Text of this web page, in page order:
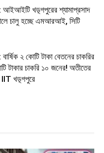
খড়্গপুরের শ্যামাপ্রসাদ
চালু হচ্ছে এমআরআই, সিটি
২ কোটি টাকা বেতনের চাকরির
টাকার চাকরি ১০ জনের! অতীতের
IIT খড়্গপুরে